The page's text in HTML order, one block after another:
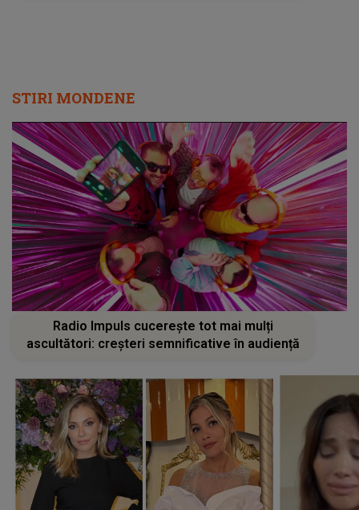
STIRI MONDENE
Radio Impuls cucerește tot mai mulți
ascultători: creșteri semnificative în audiență